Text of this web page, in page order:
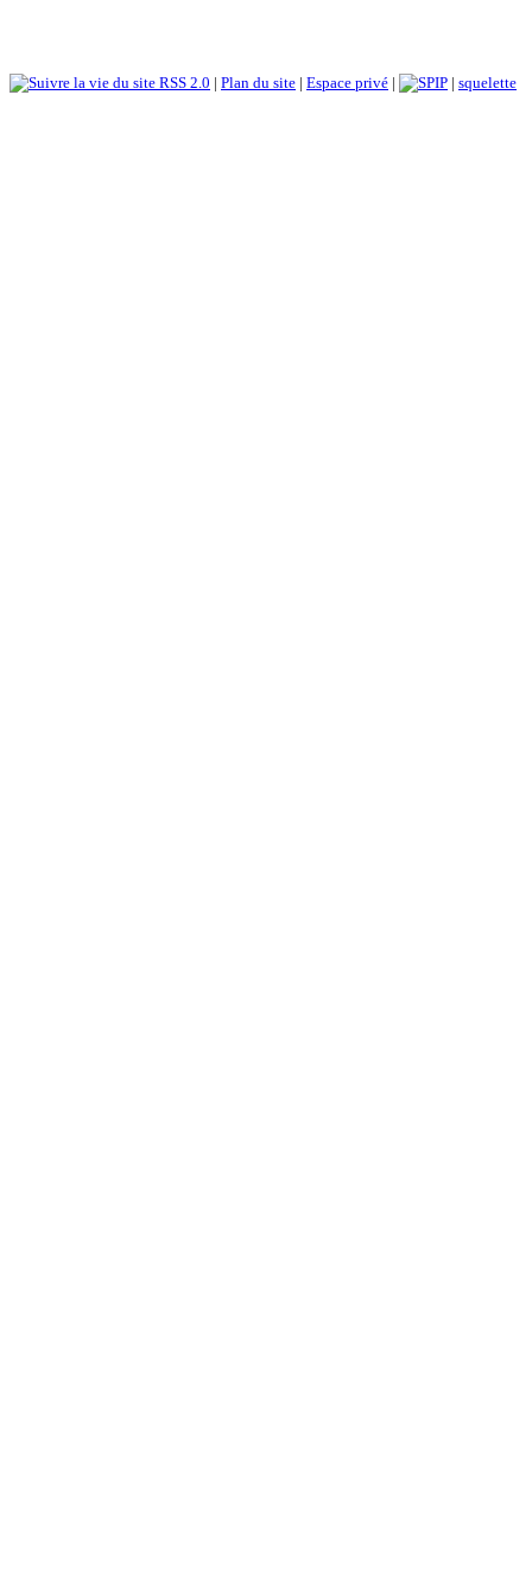
RSS 2.0 | Plan du site | Espace privé | | squelette